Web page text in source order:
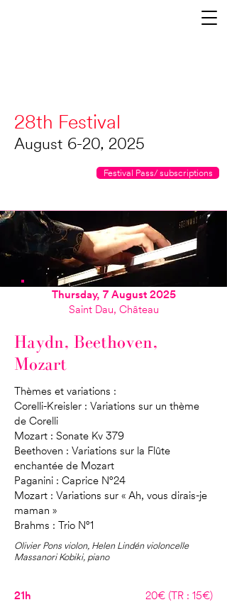
28th Festival
August 6-20, 2025
Festival Pass/ subscriptions
Haydn, Beethoven,
Mozart
Thèmes et variations :
Corelli-Kreisler : Variations sur un thème
de Corelli
Mozart : Sonate Kv 379
Beethoven : Variations sur la Flûte
enchantée de Mozart
Paganini : Caprice N°24
Mozart : Variations sur « Ah, vous dirais-je
maman »
Brahms : Trio N°1
Olivier Pons violon, Helen Lindén violoncelle
Massanori Kobiki, piano
21h 20€ (TR : 15€)
Thursday, 7 August 2025
Saint Dau, Château